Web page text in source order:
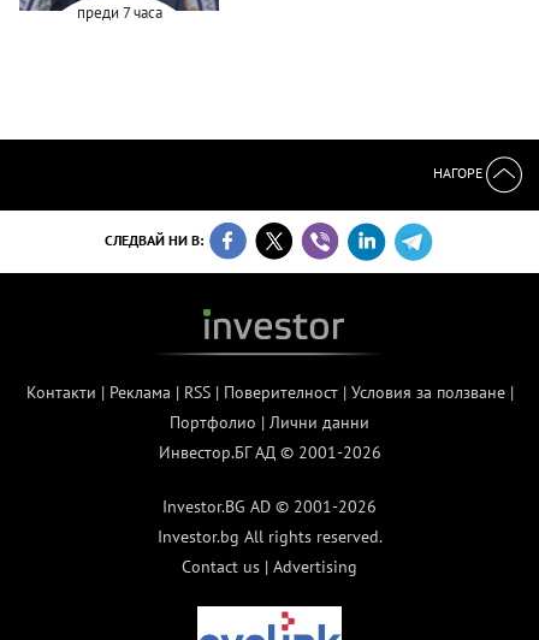
преди 7 часа
НАГОРЕ
СЛЕДВАЙ НИ В:
Контакти | Реклама | RSS| Поверителност| Условия за ползване|
Портфолио | Лични данни
Инвестор.БГ АД © 2001-2026
Investor.BG AD © 2001-2026
Investor.bg All rights reserved.
Contact us | Advertising